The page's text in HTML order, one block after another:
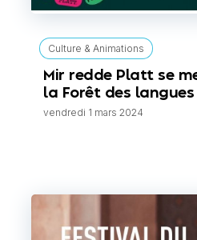
Culture & Animations
Mir redde Platt se
la Forêt des langues
vendredi 1 mars 2024